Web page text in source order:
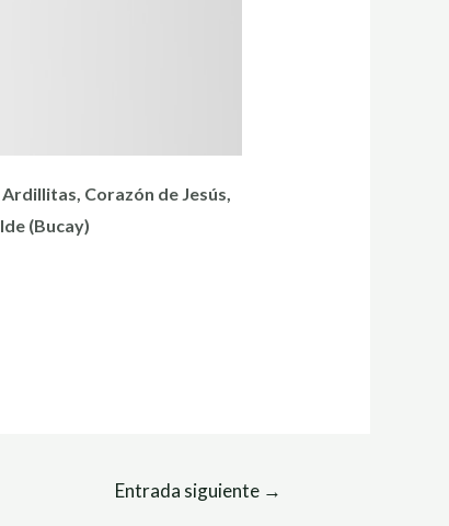
Ardillitas, Corazón de Jesús,
(Bucay)
Entrada siguiente →